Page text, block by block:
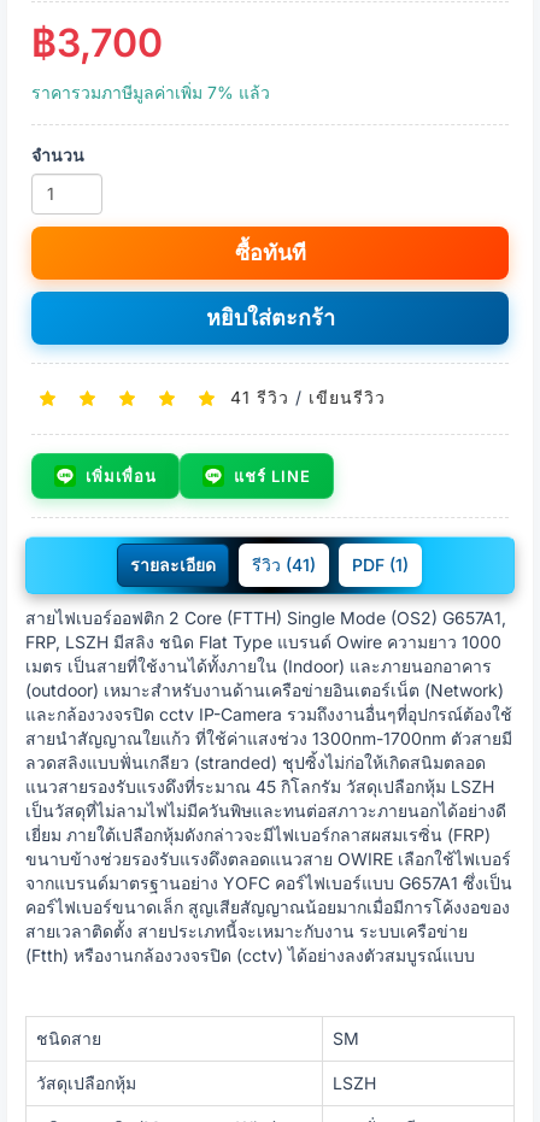
฿3,700
ราคารวมภาษีมูลค่าเพิ่ม 7% แล้ว
จำนวน
ซื้อทันที
หยิบใส่ตะกร้า
41 รีวิว / เขียนรีวิว
เพิ่มเพื่อน แชร์ LINE
รายละเอียด รีวิว (41) PDF (1)
สายไฟเบอร์ออฟติก 2 Core (FTTH) Single Mode (OS2) G657A1,
FRP, LSZH มีสลิง ชนิด Flat Type แบรนด์ Owire ความยาว 1000
เมตร เป็นสายที่ใช้งานได้ทั้งภายใน (Indoor) และภายนอกอาคาร
(outdoor) เหมาะสำหรับงานด้านเครือข่ายอินเตอร์เน็ต (Network)
และกล้องวงจรปิด cctv IP-Camera รวมถึงงานอื่นๆที่อุปกรณ์ต้องใช้
สายนำสัญญาณใยแก้ว ที่ใช้ค่าแสงช่วง 1300nm-1700nm ตัวสายมี
ลวดสลิงแบบฟั่นเกลียว (stranded) ชุปซิ้งไม่ก่อให้เกิดสนิมตลอด
แนวสายรองรับแรงดึงที่ระมาณ 45 กิโลกรัม วัสดุเปลือกหุ้ม LSZH
เป็นวัสดุที่ไม่ลามไฟไม่มีควันพิษและทนต่อสภาวะภายนอกได้อย่างดี
เยี่ยม ภายใต้เปลือกหุ้มดังกล่าวจะมีไฟเบอร์กลาสผสมเรซิ่น (FRP)
ขนาบข้างช่วยรองรับแรงดึงตลอดแนวสาย OWIRE เลือกใช้ไฟเบอร์
จากแบรนด์มาตรฐานอย่าง YOFC คอร์ไฟเบอร์แบบ G657A1 ซึ่งเป็น
คอร์ไฟเบอร์ขนาดเล็ก สูญเสียสัญญาณน้อยมากเมื่อมีการโค้งงอของ
สายเวลาติดตั้ง สายประเภทนี้จะเหมาะกับงาน ระบบเครือข่าย
(Ftth) หรืองานกล้องวงจรปิด (cctv) ได้อย่างลงตัวสมบูรณ์แบบ
ชนิดสาย SM
วัสดุเปลือกหุ้ม LSZH